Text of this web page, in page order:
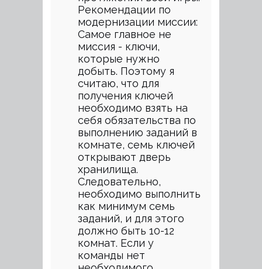
Рекомендации по
модернизации миссии:
Самое главное не
миссия - ключи,
которые нужно
добыть. Поэтому я
считаю, что для
получения ключей
необходимо взять на
себя обязательства по
выполнению заданий в
комнате, семь ключей
открывают дверь
хранилища.
Следовательно,
необходимо выполнить
как минимум семь
заданий, и для этого
должно быть 10-12
комнат. Если у
команды нет